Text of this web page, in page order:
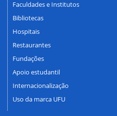
Faculdades e Institutos
Bibliotecas
Hospitais
Restaurantes
Fundações
Apoio estudantil
Internacionalização
Uso da marca UFU